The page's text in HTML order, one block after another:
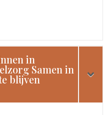
in
Samen in
blijven